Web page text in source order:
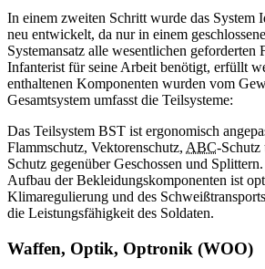
In einem zweiten Schritt wurde das System
neu entwickelt, da nur in einem
Systemansatz alle wesentlichen geforderten
Infanterist für seine Arbeit benötigt, erfüllt
enthaltenen Komponenten wurden vom
Gesamtsystem umfasst die Teilsysteme:
Das Teilsystem BST ist ergonomisch
Flammschutz, Vektorenschutz, ABC-Schutz
Schutz gegenüber Geschossen und
Aufbau der Bekleidungskomponenten ist
Klimaregulierung und des
die Leistungsfähigkeit des Soldaten.
Waffen, Optik, Optronik (WOO)